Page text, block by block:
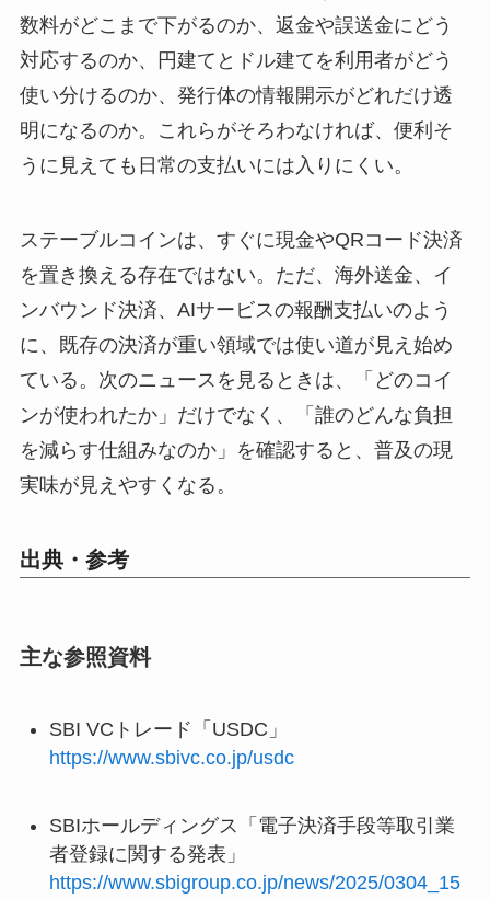
数料がどこまで下がるのか、返金や誤送金にどう
対応するのか、円建てとドル建てを利用者がどう
使い分けるのか、発行体の情報開示がどれだけ透
明になるのか。これらがそろわなければ、便利そ
うに見えても日常の支払いには入りにくい。
ステーブルコインは、すぐに現金やQRコード決済
を置き換える存在ではない。ただ、海外送金、イ
ンバウンド決済、AIサービスの報酬支払いのよう
に、既存の決済が重い領域では使い道が見え始め
ている。次のニュースを見るときは、「どのコイ
ンが使われたか」だけでなく、「誰のどんな負担
を減らす仕組みなのか」を確認すると、普及の現
実味が見えやすくなる。
出典・参考
主な参照資料
SBI VCトレード「USDC」
https://www.sbivc.co.jp/usdc
SBIホールディングス「電子決済手段等取引業
者登録に関する発表」
https://www.sbigroup.co.jp/news/2025/0304_15